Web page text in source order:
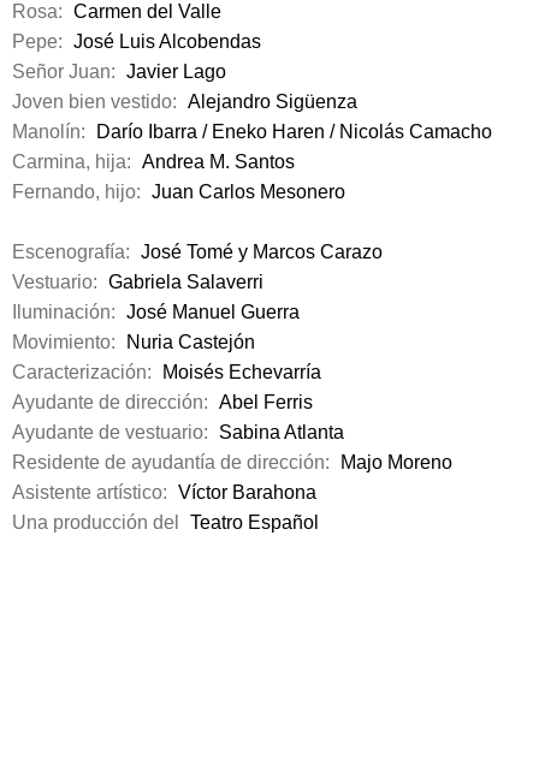
Rosa: Carmen del Valle
Pepe: José Luis Alcobendas
Señor Juan: Javier Lago
Joven bien vestido: Alejandro Sigüenza
Manolín:
Darío Ibarra / Eneko Haren / Nicolás Camacho
Carmina, hija: Andrea M. Santos
Fernando, hijo: Juan Carlos Mesonero
Escenografía: José Tomé y Marcos Carazo
Vestuario: Gabriela Salaverri
Iluminación: José Manuel Guerra
Movimiento:
Nuria Castejón
Caracterización:
Moisés Echevarría
Ayudante de dirección: Abel Ferris
Ayudante de vestuario:
Sabina Atlanta
Residente de ayudantía de dirección:
Majo Moreno
Asistente artístico: Víctor Barahona
Una producción del
Teatro Español